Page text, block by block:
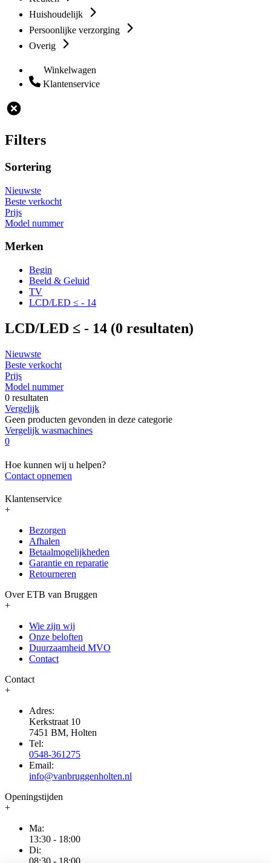
Huishoudelijk
Persoonlijke verzorging
Overig
Winkelwagen
Klantenservice
Filters
Sortering
Nieuwste
Beste verkocht
Prijs
Model nummer
Merken
Begin
Beeld & Geluid
TV
LCD/LED ≤ - 14
LCD/LED ≤ - 14 (0 resultaten)
Nieuwste
Beste verkocht
Prijs
Model nummer
0 resultaten
Vergelijk
Geen producten gevonden in deze categorie
Vergelijk wasmachines
0
Hoe kunnen wij u helpen?
Contact opnemen
Klantenservice
+
Bezorgen
Afhalen
Betaalmogelijkheden
Garantie en reparatie
Retourneren
Over ETB van Bruggen
+
Wie zijn wij
Onze beloften
Duurzaamheid MVO
Contact
Contact
+
Adres:
Kerkstraat 10
7451 BM, Holten
Tel:
0548-361275
Email:
info@vanbruggenholten.nl
Openingstijden
+
Ma:
13:30 - 18:00
Di: